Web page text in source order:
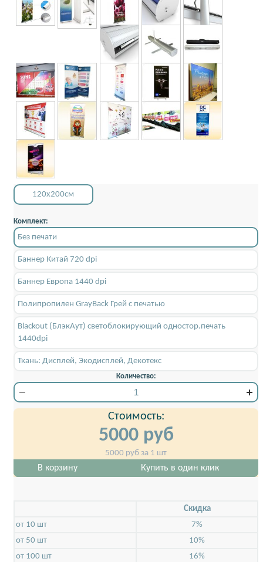
120x200см
Комплект:
Без печати
Баннер Китай 720 dpi
Баннер Европа 1440 dpi
Полипропилен GrayBack Грей с печатью
Blackout (БлэкАут) светоблокирующий одностор.печать
1440dpi
Ткань: Дисплей, Экодисплей, Декотекс
Количество:
Стоимость:
5000руб
5000 руб за 1 шт
В корзину Купить в один клик
Скидкa
от 10 шт
7%
от 50 шт
10%
от 100 шт
16%